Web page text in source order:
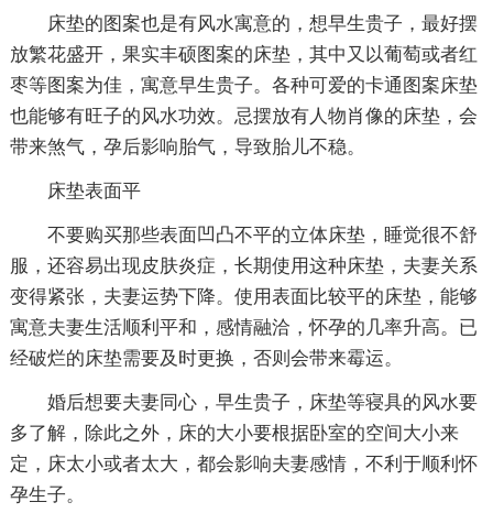
床垫的图案也是有风水寓意的，想早生贵子，最好摆
放繁花盛开，果实丰硕图案的床垫，其中又以葡萄或者红
枣等图案为佳，寓意早生贵子。各种可爱的卡通图案床垫
也能够有旺子的风水功效。忌摆放有人物肖像的床垫，会
带来煞气，孕后影响胎气，导致胎儿不稳。
床垫表面平
不要购买那些表面凹凸不平的立体床垫，睡觉很不舒
服，还容易出现皮肤炎症，长期使用这种床垫，夫妻关系
变得紧张，夫妻运势下降。使用表面比较平的床垫，能够
寓意夫妻生活顺利平和，感情融洽，怀孕的几率升高。已
经破烂的床垫需要及时更换，否则会带来霉运。
婚后想要夫妻同心，早生贵子，床垫等寝具的风水要
多了解，除此之外，床的大小要根据卧室的空间大小来
定，床太小或者太大，都会影响夫妻感情，不利于顺利怀
孕生子。